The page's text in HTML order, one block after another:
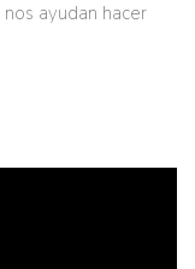
nos ayudan hacer